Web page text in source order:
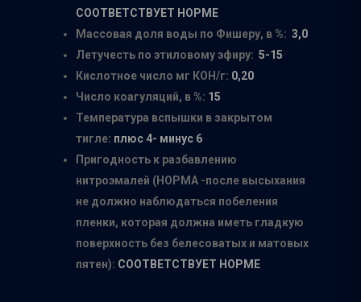
СООТВЕТСТВУЕТ НОРМЕ
Массовая доля воды по Фишеру, в %: 3,0
Летучесть по этиловому эфиру: 5-15
Кислотное число мг КОН/г: 0,20
Число коагуляций, в %: 15
Температура вспышки в закрытом
тигле: плюс 4- минус 6
Пригодность к разбавлению
нитроэмалей (НОРМА -после высыхания
не должно наблюдаться побеления
пленки, которая должна иметь гладкую
поверхность без белесоватых и матовых
пятен): СООТВЕТСТВУЕТ НОРМЕ
Главная